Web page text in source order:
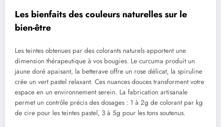
Les bienfaits des couleurs naturelles sur le
bien-être
Les teintes obtenues par des colorants naturels apportent une
dimension thérapeutique à vos bougies. Le curcuma produit un
jaune doré apaisant, la betterave offre un rose délicat, la spiruline
crée un vert pastel relaxant. Ces nuances douces transforment votre
espace en un environnement serein. La fabrication artisanale
permet un contrôle précis des dosages : 1 à 2g de colorant par kg
de cire pour les teintes pastel, 3 à 5g pour les tons soutenus.